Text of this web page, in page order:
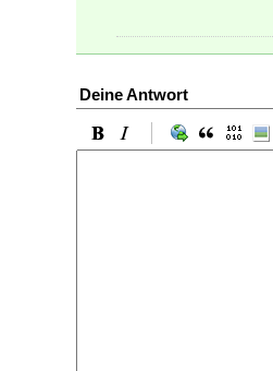
Deine Antwort